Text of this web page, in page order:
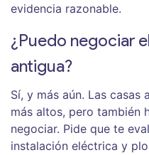
evidencia razonable.
¿Puedo negociar
antigua?
Sí, y más aún. Las casas
más altos, pero también
negociar. Pide que te
instalación eléctrica y